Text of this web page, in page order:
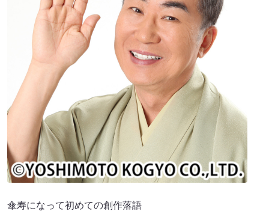
傘寿になって初めての創作落語